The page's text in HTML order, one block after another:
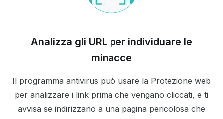
Analizza gli URL per individuare le
minacce
Il programma antivirus può usare la Protezione web
per analizzare i link prima che vengano cliccati, e ti
avvisa se indirizzano a una pagina pericolosa che